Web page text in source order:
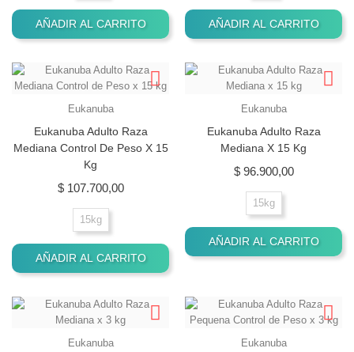
AÑADIR AL CARRITO AÑADIR AL CARRITO
Eukanuba
Eukanuba Adulto Raza
Mediana Control De Peso X 15
Kg
$ 107.700,00Precio
15kg
AÑADIR AL CARRITO
Eukanuba
Eukanuba Adulto Raza
Mediana X 15 Kg
$ 96.900,00Precio
15kg
AÑADIR AL CARRITO
Eukanuba Eukanuba